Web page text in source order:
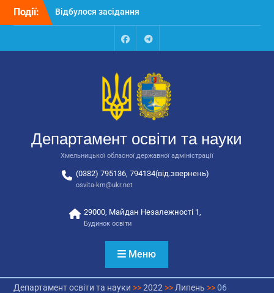
Перейти
Події:
Відбулося засідання
колегії Департаменту
освіти та науки обласної
державної адміністрації
відповідальних за
національно-патріотичне
автобусів для потреб
закладів освіти
FacebookTalegram
Департамент освіти та науки
Хмельницької обласної державної адміністрації
(0382) 795136, 794134(від.звернень)
osvita-km@ukr.net
29000, Майдан Незалежності 1,
Будинок освіти
Меню
Департамент освіти та науки >>2022 >> Липень >>06